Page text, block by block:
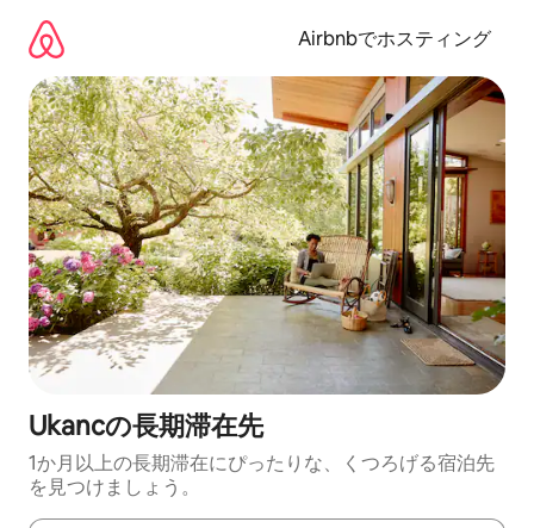
Airbnbでホスティング
Ukancの長期滞在先
1か月以上の長期滞在にぴったりな、くつろげる宿泊先
を見つけましょう。